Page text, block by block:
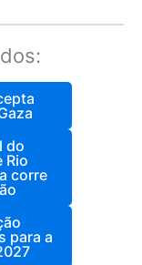
do
Rio
corre
para a